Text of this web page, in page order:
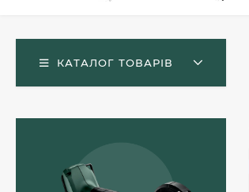
КАТАЛОГ ТОВАРІВ
Акумуляторний